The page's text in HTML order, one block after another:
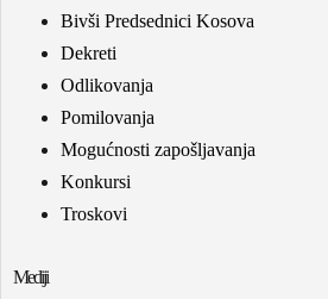
Bivši Predsednici Kosova
Dekreti
Odlikovanja
Pomilovanja
Mogućnosti zapošljavanja
Konkursi
Troskovi
Mediji